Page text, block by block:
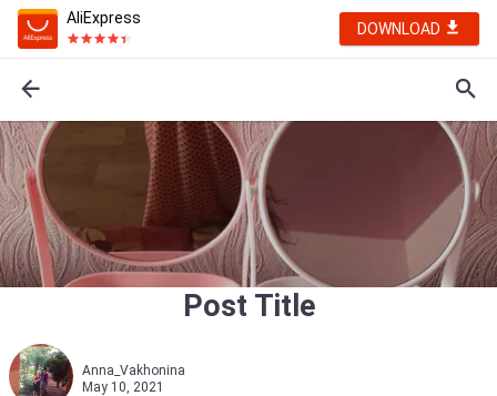
AliExpress
DOWNLOAD
Post Title
Anna_Vakhonina
May 10, 2021